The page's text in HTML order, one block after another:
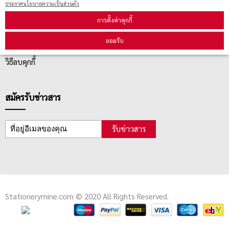
ประกาศนโยบายความเป็นส่วนตัว
การตั้งค่าคุกกี้
ยอมรับ
วิธีลบคุกกี้
สมัครรับข่าวสาร
รับข่าวสาร
Stationerymine.com © 2020 All Rights Reserved.